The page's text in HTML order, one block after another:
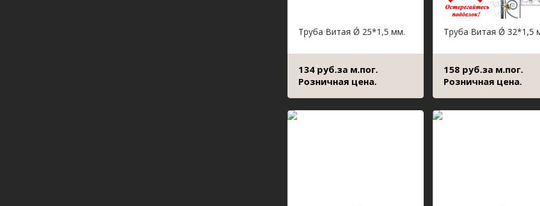
Труба Витая Ǿ 25*1,5 мм.
134 руб.за м.пог.
Розничная цена.
Труба Витая Ǿ 32*1,5
158 руб.за м.пог.
Розничная цена.